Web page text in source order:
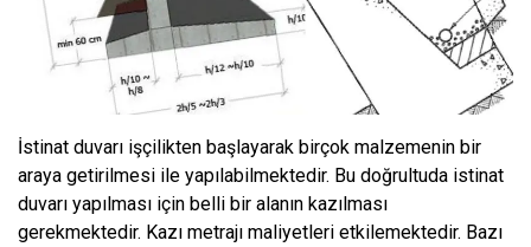
İstinat duvarı işçilikten başlayarak birçok malzemenin bir
araya getirilmesi ile yapılabilmektedir. Bu doğrultuda istinat
duvarı yapılması için belli bir alanın kazılması
gerekmektedir. Kazı metrajı maliyetleri etkilemektedir. Bazı